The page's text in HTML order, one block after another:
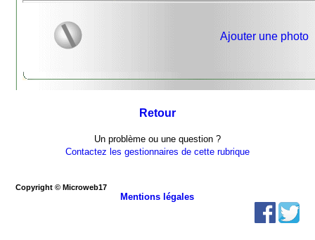
Ajouter une photo
Retour
Un problème ou une question ?
Contactez les gestionnaires de cette rubrique
Copyright © Microweb17
Mentions légales